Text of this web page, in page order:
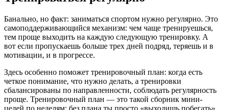
Банально, но факт: заниматься спортом нужно регулярно. Это
самоподдерживающийся механизм: чем чаще тренируешься,
тем проще выходить на каждую следующую тренировку. А
вот если пропускаешь больше трех дней подряд, теряешь и в
мотивации, и в прогрессе.
Здесь особенно поможет тренировочный план: когда есть
четкое понимание, что нужно делать, а тренировки
сбалансированы по направленности, соблюдать регулярность
проще. Тренировочный план — это такой сборник мини-
целей по неделям: без плана ты просто «выходишь побегать»